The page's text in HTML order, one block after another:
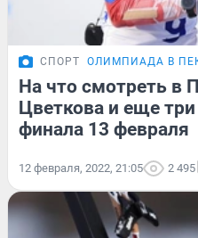
СПОРТ ОЛИМПИАДА В
На что смотреть в
Цветкова и еще
финала 13 февраля
12 февраля, 2022, 21:05 2 495